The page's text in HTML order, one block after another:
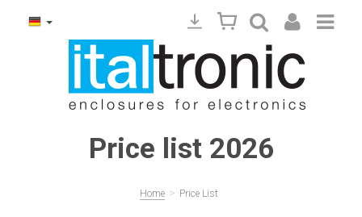
Price list 2026
Home > Price List